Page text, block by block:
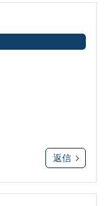
返信